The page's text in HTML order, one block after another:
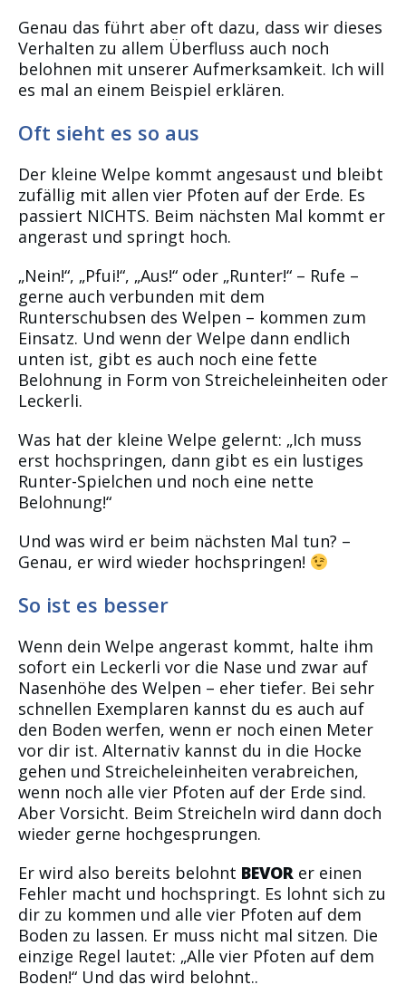
Genau das führt aber oft dazu, dass wir dieses
Verhalten zu allem Überfluss auch noch
belohnen mit unserer Aufmerksamkeit. Ich will
es mal an einem Beispiel erklären.
Oft sieht es so aus
Der kleine Welpe kommt angesaust und bleibt
zufällig mit allen vier Pfoten auf der Erde. Es
passiert NICHTS. Beim nächsten Mal kommt er
angerast und springt hoch.
„Nein!“, „Pfui!“, „Aus!“ oder „Runter!“ – Rufe –
gerne auch verbunden mit dem
Runterschubsen des Welpen – kommen zum
Einsatz. Und wenn der Welpe dann endlich
unten ist, gibt es auch noch eine fette
Belohnung in Form von Streicheleinheiten oder
Leckerli.
Was hat der kleine Welpe gelernt: „Ich muss
erst hochspringen, dann gibt es ein lustiges
Runter-Spielchen und noch eine nette
Belohnung!“
Und was wird er beim nächsten Mal tun? –
Genau, er wird wieder hochspringen!
So ist es besser
Wenn dein Welpe angerast kommt, halte ihm
sofort ein Leckerli vor die Nase und zwar auf
Nasenhöhe des Welpen – eher tiefer. Bei sehr
schnellen Exemplaren kannst du es auch auf
den Boden werfen, wenn er noch einen Meter
vor dir ist. Alternativ kannst du in die Hocke
gehen und Streicheleinheiten verabreichen,
wenn noch alle vier Pfoten auf der Erde sind.
Aber Vorsicht. Beim Streicheln wird dann doch
wieder gerne hochgesprungen.
Er wird also bereits belohnt BEVOR er einen
Fehler macht und hochspringt. Es lohnt sich zu
dir zu kommen und alle vier Pfoten auf dem
Boden zu lassen. Er muss nicht mal sitzen. Die
einzige Regel lautet: „Alle vier Pfoten auf dem
Boden!“ Und das wird belohnt..